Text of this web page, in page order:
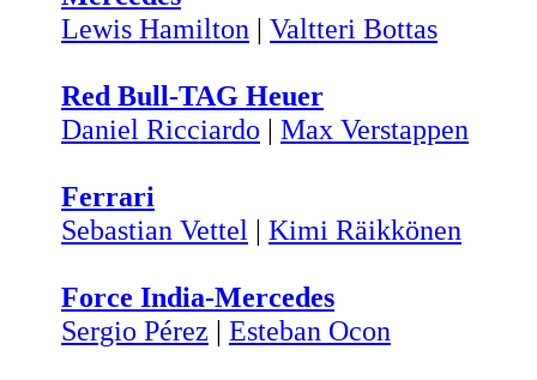
Lewis Hamilton | Valtteri Bottas
Red Bull-TAG Heuer
Daniel Ricciardo | Max Verstappen
Ferrari
Sebastian Vettel | Kimi Räikkönen
Force India-Mercedes
Sergio Pérez | Esteban Ocon